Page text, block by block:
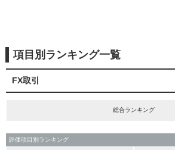
項目別ランキング一覧
FX取引
総合ランキング
評価項目別ランキング